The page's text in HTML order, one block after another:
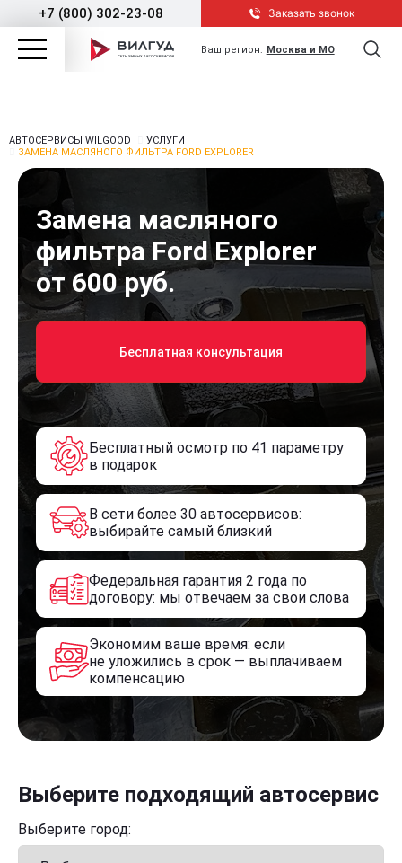
+7 (800) 302-23-08 Заказать звонок
Ваш регион: Москва и МО
АВТОСЕРВИСЫ WILGOOD
УСЛУГИ
ЗАМЕНА МАСЛЯНОГО ФИЛЬТРА FORD EXPLORER
Замена масляного
фильтра Ford Explorer
от 600 руб.
Бесплатная консультация
Бесплатный осмотр по 41 параметру
в подарок
В сети более 30 автосервисов:
выбирайте самый близкий
Федеральная гарантия 2 года по
договору: мы отвечаем за свои слова
Экономим ваше время: если
не уложились в срок — выплачиваем
компенсацию
Выберите подходящий автосервис
Выберите город: